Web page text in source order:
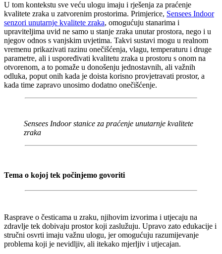
U tom kontekstu sve veću ulogu imaju i rješenja za praćenje
kvalitete zraka u zatvorenim prostorima. Primjerice, Sensees Indoor
senzori unutarnje kvalitete zraka, omogućuju stanarima i
upraviteljima uvid ne samo u stanje zraka unutar prostora, nego i u
njegov odnos s vanjskim uvjetima. Takvi sustavi mogu u realnom
vremenu prikazivati razinu onečišćenja, vlagu, temperaturu i druge
parametre, ali i uspoređivati kvalitetu zraka u prostoru s onom na
otvorenom, a to pomaže u donošenju jednostavnih, ali važnih
odluka, poput onih kada je doista korisno provjetravati prostor, a
kada time zapravo unosimo dodatno onečišćenje.
Sensees Indoor stanice za praćenje unutarnje kvalitete
zraka
Tema o kojoj tek počinjemo govoriti
Rasprave o česticama u zraku, njihovim izvorima i utjecaju na
zdravlje tek dobivaju prostor koji zaslužuju. Upravo zato edukacije i
stručni osvrti imaju važnu ulogu, jer omogućuju razumijevanje
problema koji je nevidljiv, ali itekako mjerljiv i utjecajan.